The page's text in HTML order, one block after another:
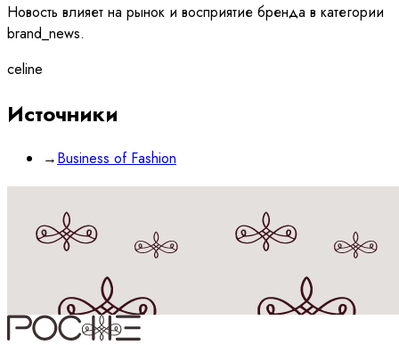
Новость влияет на рынок и восприятие бренда в категории
brand_news.
celine
Источники
→Business of Fashion
Принимаюполитикуобработки данных